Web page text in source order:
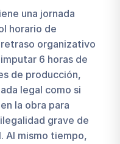
una jornada
horario de
organizativo
6 horas de
de producción,
legal como si
la obra para
grave de
Al mismo tiempo,